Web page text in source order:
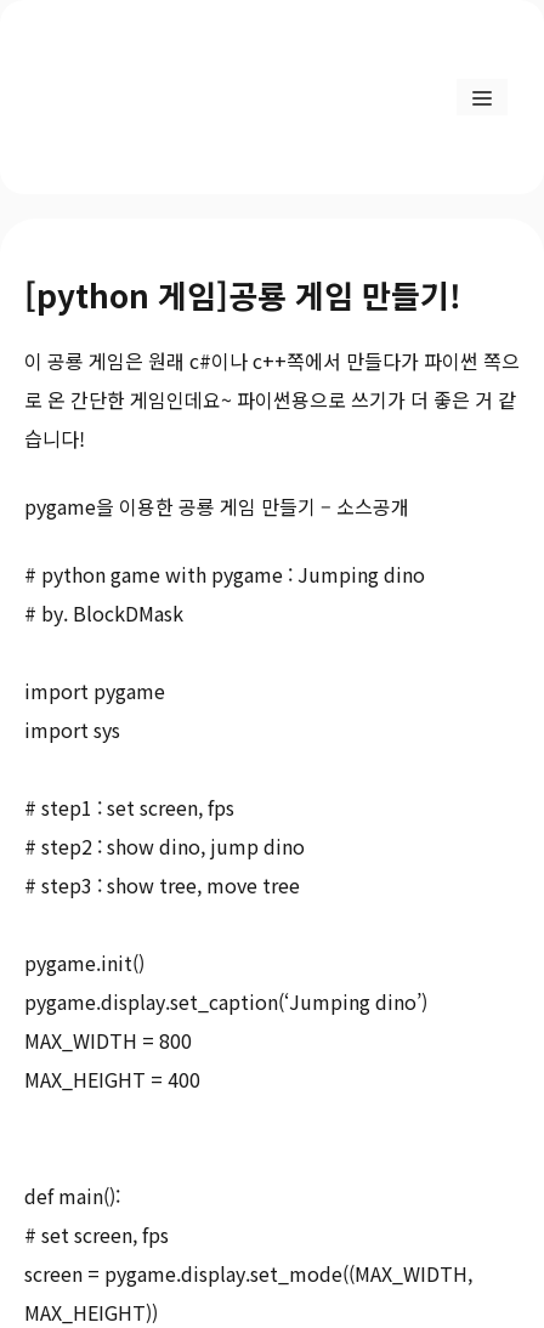
[python 게임]공룡 게임 만들기!
이 공룡 게임은 원래 c#이나 c++쪽에서 만들다가 파이썬 쪽으
로 온 간단한 게임인데요~ 파이썬용으로 쓰기가 더 좋은 거 같
습니다!
pygame을 이용한 공룡 게임 만들기 – 소스공개
# python game with pygame : Jumping dino
# by. BlockDMask
import pygame
import sys
# step1 : set screen, fps
# step2 : show dino, jump dino
# step3 : show tree, move tree
pygame.init()
pygame.display.set_caption(‘Jumping dino’)
MAX_WIDTH = 800
MAX_HEIGHT = 400
def main():
# set screen, fps
screen = pygame.display.set_mode((MAX_WIDTH,
MAX_HEIGHT))